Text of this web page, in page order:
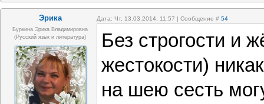
Эрика Дата: Чт, 13.03.2014, 11:57 | Сообщение # 54
Буркина Эрика Владимировна
(русский язык и литература)
Без строгости и
жестокости)
на шею сесть